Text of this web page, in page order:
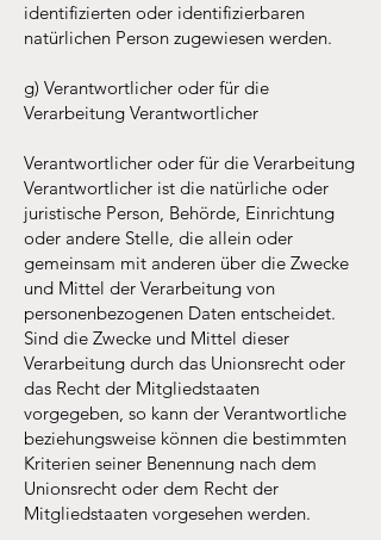
identifizierten oder identifizierbaren
natürlichen Person zugewiesen werden.
g) Verantwortlicher oder für die
Verarbeitung Verantwortlicher
Verantwortlicher oder für die Verarbeitung
Verantwortlicher ist die natürliche oder
juristische Person, Behörde, Einrichtung
oder andere Stelle, die allein oder
gemeinsam mit anderen über die Zwecke
und Mittel der Verarbeitung von
personenbezogenen Daten entscheidet.
Sind die Zwecke und Mittel dieser
Verarbeitung durch das Unionsrecht oder
das Recht der Mitgliedstaaten
vorgegeben, so kann der Verantwortliche
beziehungsweise können die bestimmten
Kriterien seiner Benennung nach dem
Unionsrecht oder dem Recht der
Mitgliedstaaten vorgesehen werden.